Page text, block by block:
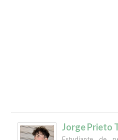
Jorge Prieto